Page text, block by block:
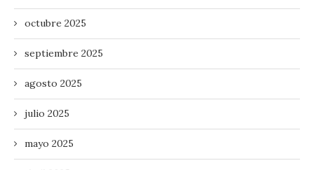
octubre 2025
septiembre 2025
agosto 2025
julio 2025
mayo 2025